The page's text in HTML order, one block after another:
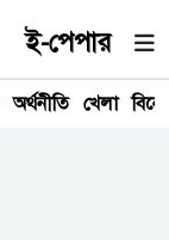
ই-পেপার
অর্থনীতি খেলা